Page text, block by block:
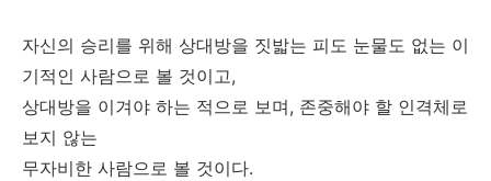
자신의 승리를 위해 상대방을 짓밟는 피도 눈물도 없는 이
기적인 사람으로 볼 것이고,
상대방을 이겨야 하는 적으로 보며, 존중해야 할 인격체로
보지 않는
무자비한 사람으로 볼 것이다.